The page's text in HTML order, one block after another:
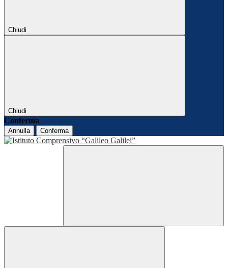
Chiudi
Chiudi
Conferma
Annulla Conferma